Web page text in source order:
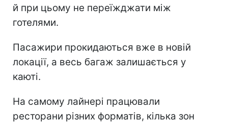
й при цьому не переїжджати між
готелями.
Пасажири прокидаються вже в новій
локації, а весь багаж залишається у
каюті.
На самому лайнері працювали
ресторани різних форматів, кілька зон